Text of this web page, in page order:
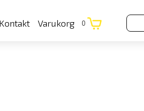
Kontakt Varukorg 0